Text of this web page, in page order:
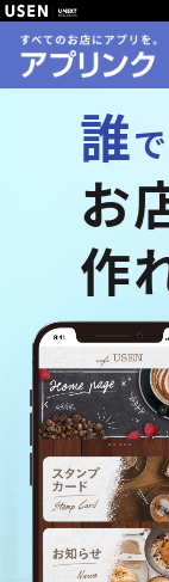
誰
お
作